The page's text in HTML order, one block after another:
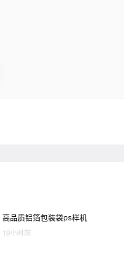
高品质铝箔包装袋ps样机
19小时前